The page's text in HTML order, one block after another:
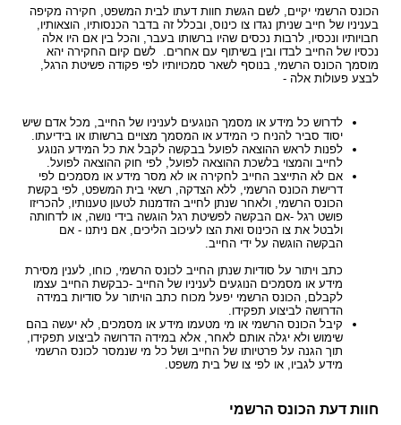
הכונס הרשמי יקיים, לשם הגשת חוות דעתו לבית המשפט, חקירה מקיפה
בעניניו של חייב שניתן נגדו צו כינוס, ובכלל זה בדבר הכנסותיו, הוצאותיו,
חבויותיו ונכסיו, לרבות נכסים שהיו ברשותו בעבר, והכל בין אם היו אלה
נכסיו של החייב לבדו ובין בשיתוף עם אחרים. לשם קיום החקירה יהא
מוסמך הכונס הרשמי, בנוסף לשאר סמכויותיו לפי פקודה פשיטת הרגל,
לבצע פעולות אלה -
לדרוש כל מידע או מסמך הנוגעים לעניניו של החייב, מכל אדם שיש
יסוד סביר להניח כי המידע או המסמך מצויים ברשותו או בידיעתו.
לפנות לראש ההוצאה לפועל בבקשה לקבל את כל המידע הנוגע
לחייב והמצוי בלשכת ההוצאה לפועל, לפי חוק ההוצאה לפועל.
אם לא התייצב החייב לחקירה או לא מסר מידע או מסמכים לפי
דרישת הכונס הרשמי, ללא הצדקה, רשאי בית המשפט, לפי בקשת
הכונס הרשמי, ולאחר שנתן לחייב הזדמנות לטעון טענותיו, להכריזו
פושט רגל -אם הבקשה לפשיטת רגל הוגשה בידי נושה, או לדחותה
ולבטל את צו הכינוס ואת הצו לעיכוב הליכים, אם ניתנו - אם
הבקשה הוגשה על ידי החייב.
כתב ויתור על סודיות שנתן החייב לכונס הרשמי, כוחו, לענין מסירת
מידע או מסמכים הנוגעים לעניניו של החייב -כבקשת החייב עצמו
לקבלם, הכונס הרשמי יפעל מכוח כתב הויתור על סודיות במידה
הדרושה לביצוע תפקידו.
קיבל הכונס הרשמי או מי מטעמו מידע או מסמכים, לא יעשה בהם
שימוש ולא יגלה אותם לאחר, אלא במידה הדרושה לביצוע תפקידו,
תוך הגנה על פרטיותו של החייב ושל כל מי שנמסר לכונס הרשמי
מידע לגביו, או לפי צו של בית משפט.
חוות דעת הכונס הרשמי